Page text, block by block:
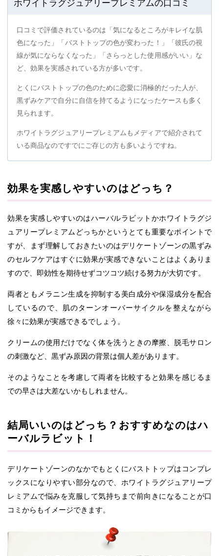
ホワイトラグジュアリープレミアムの口コミ
口コミで評価されているのは「気になるところがキレイな肌
色になった」「バストトップの色が変わった！」「彼氏の視
線が気にならなくなった」「さらっとした使用感がいい」な
ど、効果を実感されている方が多いです。
とくにバストトップの色のために恋愛に消極的だった人が、
黒ずみケアで自分に自信を持てるようになったケースも多く
見られます。
ホワイトラグジュアリープレミアムもメディアで紹介されて
いる商品なのですでにご存じの方も多いようですね。
効果を実感しやすいのはどっち？
効果を実感しやすいのはハーバルラビットかホワイトラグジ
ュアリープレミアムどっちかというとても重要なポイントで
すが、まず理解しておきたいのはデリケートゾーンの黒ずみ
のセルフケアはすぐに効果が実感できないことはよくありま
すので、即効性を期待せずコツコツ続ける努力が大切です。
両者ともメラニン生成を抑制する美白成分や保湿成分を配合
しているので、肌のターンオーバーサイクルを整えながら
徐々に効果が実感できるでしょう。
クリームの使用だけでなく体を洗うときの摩擦、脱毛サロン
の刺激など、黒ずみ原因の背景は個人差があります。
そのようなことを考慮して両者を比較すると効果を感じるま
での早さは大差ないかもしれません。
結局いいのはどっち？おすすめなのはハ
ーバルラビット！
デリケートゾーンのなかでもとくにバストトップはコンプレ
ックスになりやすい部分なので、ホワイトラグジュアリープ
レミアムで悩みを克服して気持ちまで前向きになることが口
コミからもイメージできます。